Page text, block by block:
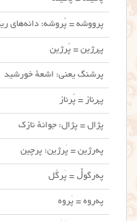
پرووشه = پُروشه: دانه‌های
پڕژین = پُرژین
پرشنگ یعنی: اشعهٔ خورشید
پڕناز = پُرناز
پژال = پژال: جوانهٔ نازک
په‌رژین = پَرژین: پرچین
په‌رگوڵ = پَرگُل
په‌روه = پَروه